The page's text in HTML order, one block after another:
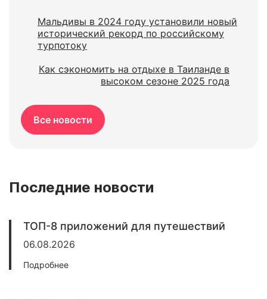
Мальдивы в 2024 году установили новый
исторический рекорд по российскому
турпотоку
Как сэкономить на отдыхе в Таиланде в
высоком сезоне 2025 года
Все новости
Последние новости
ТОП-8 приложений для путешествий
06.08.2026
Подробнее